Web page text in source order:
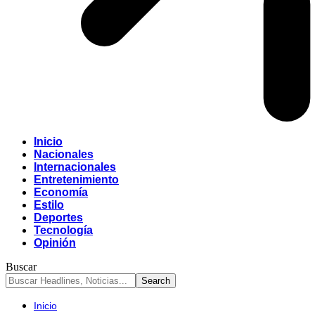
Inicio
Nacionales
Internacionales
Entretenimiento
Economía
Estilo
Deportes
Tecnología
Opinión
Buscar
Inicio